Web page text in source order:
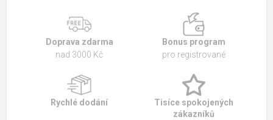
Doprava zdarma
nad 3000 Kč
Bonus program
pro registrované
Rychlé dodání
Tisíce spokojených
zákazníků